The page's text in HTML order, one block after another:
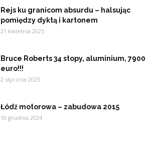
Rejs ku granicom absurdu – halsując
pomiędzy dyktą i kartonem
21 kwietnia 2025
Bruce Roberts 34 stopy, aluminium, 7900
euro!!!
2 stycznia 2025
Łódź motorowa – zabudowa 2015
10 grudnia 2024